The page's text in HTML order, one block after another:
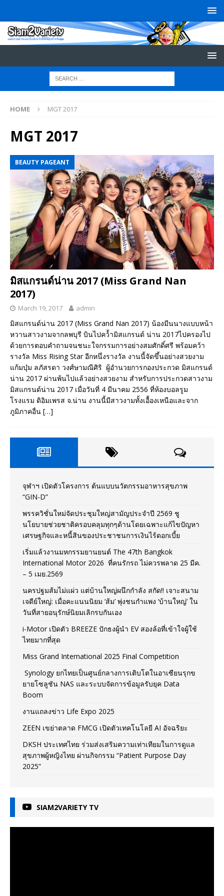
HOME MGT 2017
MGT 2017
BEAUTY PAGEANT
มิสแกรนด์น่าน 2017 (Miss Grand Nan
2017)
March 19, 2017 admin
มิสแกรนด์น่าน 2017 (Miss Grand Nan 2017) น้องมีนนางแบบหน้า
หวานสาวงามจากลพบุรี บินไปคว้้ามิสแกรนด์ น่าน 2017ไปครองไป
ด้วยการตอบคำถามจนชนะใจกรรมการอย่างสมศักดิ์ศรี พร้อมคว้า
รางวัล Miss Rising Star อีกหนึ่งรางวัล งานนี้จัดขึ้นอย่างสวยงาม
แก้มบุ๋ม ลภัสรดา วงศ์ษามณีศิริ ผู้อำนวยการกองประกวด มิสแกรนด์
น่าน 2017 ผ่านพ้นไปแล้วอย่างสวยงาม สำหรับการประกวดสาวงาม
มิสแกรนด์น่าน 2017 เมื่อวันที่ 4 มีนาคม 2556 ที่ห้องบอลรูม
โรงแรม ดิอิมเพรส จ.น่าน งานนี้มีสาวงามทั้งเอื้องเหนือและจาก
ภูมิภาคอื่น […]
จุฬาฯ เปิดตัวโครงการ ต้นแบบนวัตกรรมอาหารสุขภาพ
“GIN-D”
พรรควิชั่นใหม่จัดประชุมใหญ่สามัญประจำปี 2569 ชู
นโยบายช่วยชาติครอบคลุมทุกๆด้านโดยเฉพาะแก้ไขปัญหา
เศรษฐกิจและหนี้สินของประชาชนการเงินไร้ดอกเบี้ย
เริ่มแล้วงานมหกรรมยานยนต์ The 47th Bangkok
International Motor 2026 ที่คนรักรถ ไม่ควรพลาด 25 มีค.
– 5 เมย.2569
นครปฐมส้มไม่แผ่ว แต่บ้านใหญ่ผนึกกำลัง สกัด!! เจาะสนาม
เจดีย์ใหญ่: เมื่อคะแนนนิยม ‘ส้ม’ พุ่งชนกำแพง ‘บ้านใหญ่’ ใน
วันที่สายอนุรักษ์นิยมเลิกรบกันเอง
i-Motor เปิดตัว BREEZE ปักธงผู้นำ EV สองล้อที่เข้าใจผู้ใช้
ไทยมากที่สุด
Miss Grand International 2025 Final Competition
Synology ยกไทยเป็นศูนย์กลางการเติบโตในอาเซียนรุกข
ยายโซลูชัน NAS และระบบจัดการข้อมูลรับยุค Data
Boom
งานแถลงข่าว Life Expo 2025
ZEEN เขย่าตลาด FMCG เปิดตัวเทคโนโลยี AI อัจฉริยะ
DKSH ประเทศไทย ร่วมส่งเสริมความเท่าเทียมในการดูแล
สุขภาพผู้หญิงไทย ผ่านกิจกรรม “Patient Purpose Day
2025”
SIAM2VARIETY TV